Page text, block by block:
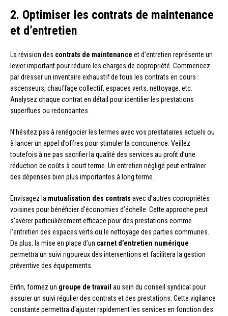
2. Optimiser les contrats de maintenance
et d’entretien
La révision des contrats de maintenance et d’entretien représente un
levier important pour réduire les charges de copropriété. Commencez
par dresser un inventaire exhaustif de tous les contrats en cours :
ascenseurs, chauffage collectif, espaces verts, nettoyage, etc.
Analysez chaque contrat en détail pour identifier les prestations
superflues ou redondantes.
N’hésitez pas à renégocier les termes avec vos prestataires actuels ou
à lancer un appel d’offres pour stimuler la concurrence. Veillez
toutefois à ne pas sacrifier la qualité des services au profit d’une
réduction de coûts à court terme. Un entretien négligé peut entraîner
des dépenses bien plus importantes à long terme.
Envisagez la mutualisation des contrats avec d’autres copropriétés
voisines pour bénéficier d’économies d’échelle. Cette approche peut
s’avérer particulièrement efficace pour des prestations comme
l’entretien des espaces verts ou le nettoyage des parties communes.
De plus, la mise en place d’un carnet d’entretien numérique
permettra un suivi rigoureux des interventions et facilitera la gestion
préventive des équipements.
Enfin, formez un groupe de travail au sein du conseil syndical pour
assurer un suivi régulier des contrats et des prestations. Cette vigilance
constante permettra d’ajuster rapidement les services en fonction des